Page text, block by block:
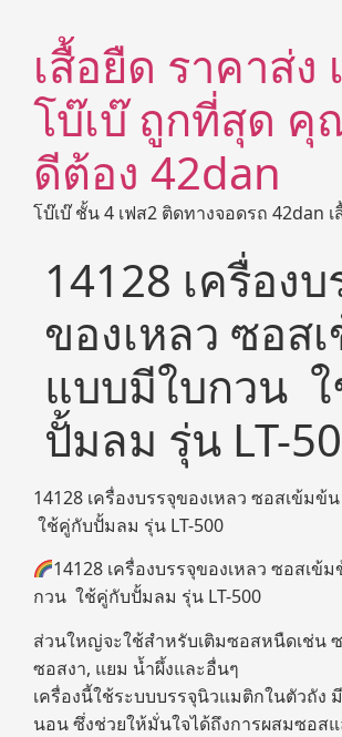
เสื้อยืด ราคาส่ง
โบ๊เบ๊ ถูกที่สุด
ดีต้อง 42dan
โบ๊เบ๊ ชั้น 4 เฟส2 ติดทางจอดรถ 42dan เ
14128 เครื่องบ
ของเหลว ซอส
แบบมีใบกวน
ปั้มลม รุ่น LT-
14128 เครื่องบรรจุของเหลว ซอสเข้มข้
ใช้คู่กับปั้มลม รุ่น LT-500
14128 เครื่องบรรจุของเหลว ซอสเข้
กวน ใช้คู่กับปั้มลม รุ่น LT-500
ส่วนใหญ่จะใช้สำหรับเติมซอสหนืดเช่น
ซอสงา, แยม น้ำผึ้งและอื่นๆ
เครื่องนี้ใช้ระบบบรรจุนิวแมติกในตัวถัง
นอน ซึ่งช่วยให้มั่นใจได้ถึงการผสมซอส